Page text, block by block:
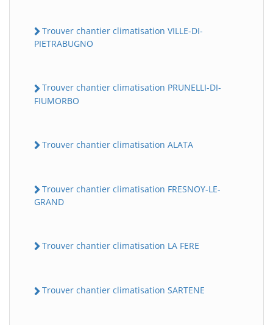
Trouver chantier climatisation VILLE-DI-
PIETRABUGNO
Trouver chantier climatisation PRUNELLI-DI-
FIUMORBO
Trouver chantier climatisation ALATA
Trouver chantier climatisation FRESNOY-LE-
GRAND
Trouver chantier climatisation LA FERE
Trouver chantier climatisation SARTENE